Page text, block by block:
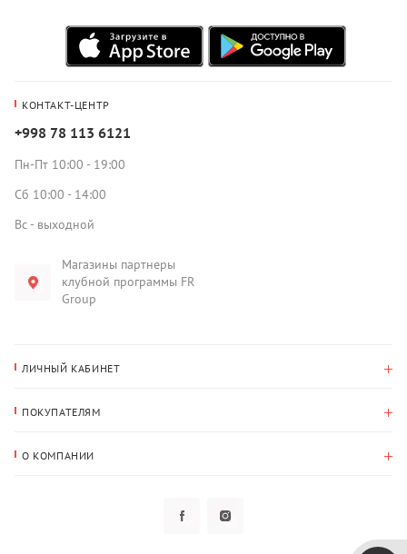
КОНТАКТ-ЦЕНТР
+998 78 113 6121
Пн-Пт 10:00 - 19:00
Сб 10:00 - 14:00
Вс - выходной
Магазины партнеры
клубной программы FR
Group
ЛИЧНЫЙ КАБИНЕТ
Адрес для доставки
ПОКУПАТЕЛЯМ
О КОМПАНИИ
Политика конфиденциальности